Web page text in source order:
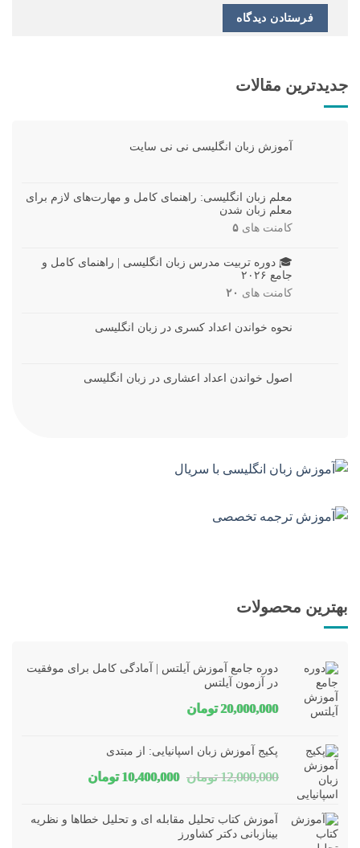
جدیدترین مقالات
آموزش زبان انگلیسی نی نی سایت
معلم زبان انگلیسی: راهنمای کامل و مهارت‌های لازم برای
معلم زبان شدن
کامنت های ۵
🎓 دوره تربیت مدرس زبان انگلیسی | راهنمای کامل و
جامع ۲۰۲۶
کامنت های ۲۰
نحوه خواندن اعداد کسری در زبان انگلیسی
اصول خواندن اعداد اعشاری در زبان انگلیسی
بهترین محصولات
دوره جامع آموزش آیلتس | آمادگی کامل برای موفقیت
در آزمون آیلتس
20,000,000 تومان
پکیج آموزش زبان اسپانیایی: از مبتدی
12,000,000 تومان قیمت
10,400,000 تومانقیمت
آموزش کتاب تحلیل مقابله ای و تحلیل خطاها و نظریه
بینازبانی دکتر کشاورز